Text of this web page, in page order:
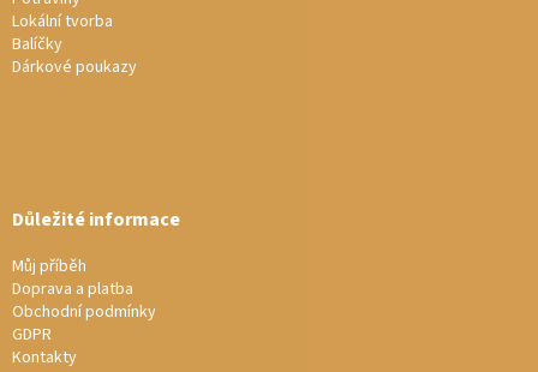
Lokální tvorba
Balíčky
Dárkové poukazy
Důležité informace
Můj příběh
Doprava a platba
Obchodní podmínky
GDPR
Kontakty